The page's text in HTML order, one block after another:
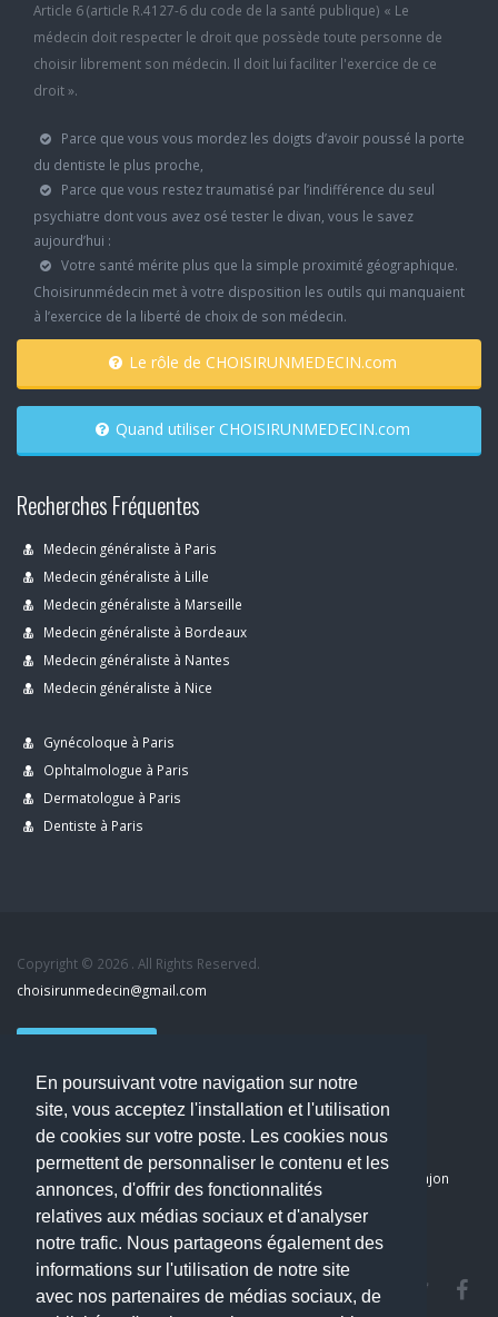
En poursuivant votre navigation sur notre
site, vous acceptez l'installation et l'utilisation
de cookies sur votre poste. Les cookies nous
permettent de personnaliser le contenu et les
annonces, d'offrir des fonctionnalités
relatives aux médias sociaux et d'analyser
notre trafic. Nous partageons également des
informations sur l'utilisation de notre site
avec nos partenaires de médias sociaux, de
Article 6 (article R.4127-6 du code de la santé publique) « Le
médecin doit respecter le droit que possède toute personne de
choisir librement son médecin. Il doit lui faciliter l'exercice de ce
droit ».
Parce que vous vous mordez les doigts d’avoir poussé la porte
du dentiste le plus proche,
Parce que vous restez traumatisé par l’indifférence du seul
psychiatre dont vous avez osé tester le divan, vous le savez
aujourd’hui :
Votre santé mérite plus que la simple proximité géographique.
Choisirunmédecin met à votre disposition les outils qui manquaient
à l’exercice de la liberté de choix de son médecin.
Le rôle de CHOISIRUNMEDECIN.com
Quand utiliser CHOISIRUNMEDECIN.com
Recherches Fréquentes
Medecin généraliste à Paris
Medecin généraliste à Lille
Medecin généraliste à Marseille
Medecin généraliste à Bordeaux
Medecin généraliste à Nantes
Medecin généraliste à Nice
Gynécoloque à Paris
Ophtalmologue à Paris
Dermatologue à Paris
Dentiste à Paris
Copyright © 2026 . All Rights Reserved.
choisirunmedecin@gmail.com
Nous contacter
Dernier avis : PASCAL DELCAMPE, Chirurgien maxillo-faciale à Arpajon